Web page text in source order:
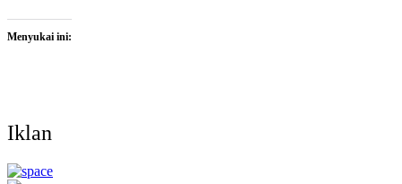
Menyukai ini:
Iklan